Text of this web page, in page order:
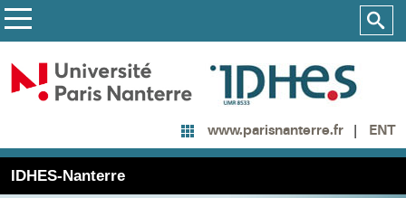
www.parisnanterre.fr ENT
IDHES-Nanterre